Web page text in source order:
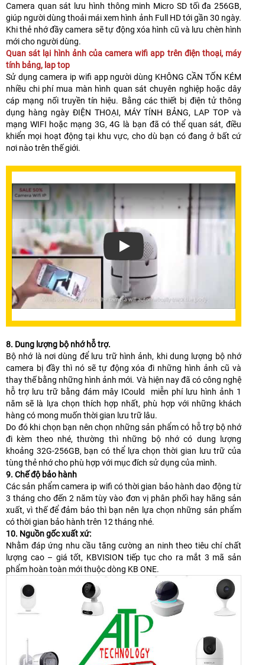
Camera quan sát lưu hình thông minh Micro SD tối đa 256GB,
giúp người dùng thoải mái xem hình ảnh Full HD tới gần 30 ngày.
Khi thẻ nhớ đầy camera sẽ tự động xóa hình cũ và lưu chèn hình
mới cho người dùng.
Quan sát lại hình ảnh của camera wifi app trên điện thoại, máy
tính bảng, lap top
Sử dụng camera ip wifi app người dùng KHÔNG CẦN TỐN KÉM
nhiều chi phí mua màn hình quan sát chuyên nghiệp hoặc dây
cáp mạng nối truyền tín hiệu. Bằng các thiết bị điện tử thông
dụng hàng ngày ĐIỆN THOẠI, MÁY TÍNH BẢNG, LAP TOP và
mạng WIFI hoặc mạng 3G, 4G là bạn đã có thể quan sát, điều
khiển mọi hoạt động tại khu vực, cho dù bạn có đang ở bất cứ
nơi nào trên thế giới.
8. Dung lượng bộ nhớ hỗ trợ.
Bộ nhớ là nơi dùng để lưu trữ hình ảnh, khi dung lượng bộ nhớ
camera bị đầy thì nó sẽ tự động xóa đi những hình ảnh cũ và
thay thế bằng những hình ảnh mới. Và hiện nay đã có công nghệ
hỗ trợ lưu trữ bằng đám mây ICould miễn phí lưu hình ảnh 1
năm sẽ là lựa chọn thích hợp nhất, phù hợp với những khách
hàng có mong muốn thời gian lưu trữ lâu.
Do đó khi chọn bạn nên chọn những sản phẩm có hỗ trợ bộ nhớ
đi kèm theo nhé, thường thì những bộ nhớ có dung lượng
khoảng 32G-256GB, bạn có thể lựa chọn thời gian lưu trữ của
tùng thẻ nhớ cho phù hợp với mục đích sử dụng của mình.
9. Chế độ bảo hành
Các sản phẩm camera ip wifi có thời gian bảo hành dao động từ
3 tháng cho đến 2 năm tùy vào đơn vị phân phối hay hãng sản
xuất, vì thế để đảm bảo thì bạn nên lựa chọn những sản phẩm
có thời gian bảo hành trên 12 tháng nhé.
10. Nguồn gốc xuất xứ:
Nhằm đáp ứng nhu cầu tăng cường an ninh theo tiêu chí chất
lượng cao – giá tốt, KBVISION tiếp tục cho ra mắt 3 mã sản
phẩm hoàn toàn mới thuộc dòng KB ONE.